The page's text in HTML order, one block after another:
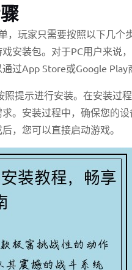
，玩家只需要按照以下几
安装包。对于PC用户来说
过App Store或Google Play
提示进行安装。在安装过
。安装过程中，确保您的
，您可以直接启动游戏。